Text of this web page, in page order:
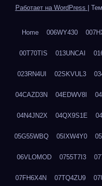
Работает на WordPress
Home 006WY430
00T70TIS 013UNCAI
023RN4UI 02SKVUL3
04CAZD3N 04EDWV8I
04N4JN2X 04QX9S1E
05G55WBQ 05IXW4Y0
06VLOMOD 0755T7I3
07FH6X4N 07TQ4ZU9